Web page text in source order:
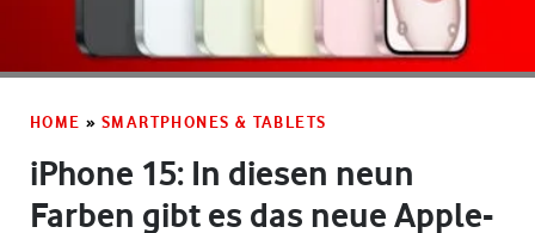
HOME » SMARTPHONES & TABLETS
iPhone 15: In diesen neun
Farben gibt es das neue Apple-